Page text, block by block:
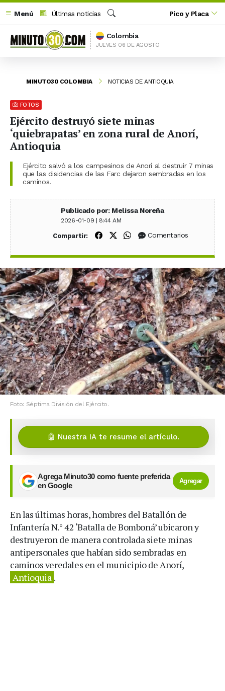
Menú
Últimas noticias
Buscar
Pico y Placa
Colombia
JUEVES 06 DE AGOSTO
MINUTO30 COLOMBIA NOTICIAS DE ANTIOQUIA
FOTOS
Ejército destruyó siete minas
‘quiebrapatas’ en zona rural de Anorí,
Antioquia
Ejército salvó a los campesinos de Anorí al destruir 7 minas
que las disidencias de las Farc dejaron sembradas en los
caminos.
Publicado por: Melissa Noreña
2026-01-09 | 8:44 AM
Compartir: Compartir en Facebook
Compartir en X (Twitter)
Compartir en WhatsApp
Comentarios
Foto: Séptima División del Ejército.
🤖 Nuestra IA te resume el artículo.
Agrega Minuto30 como fuente preferida
en Google
Agregar
En las últimas horas, hombres del Batallón de
Infantería N.° 42 ‘Batalla de Bomboná’ ubicaron y
destruyeron de manera controlada siete minas
antipersonales que habían sido sembradas en
caminos veredales en el municipio de Anorí,
Antioquia .